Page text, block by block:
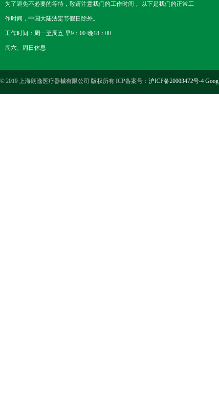
为了避免不必要的等待，敬请注意我们的工作时间 。以下是我们的正常工
作时间，中国大陆法定节假日除外。
工作时间：周一至周五 早9：00-晚18：00
周六、周日休息
© 2019 上海朗逸医疗器械有限公司 版权所有 ICP备案号： 沪ICP备20003472号-4